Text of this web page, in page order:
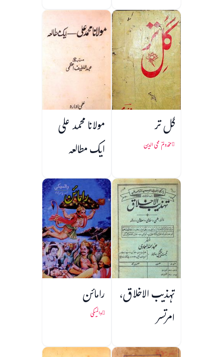
گل تر
مخدومؔ محی الدین
مولانا محمد علی
ایک مطالعہ
تہذیب الاخلاق،
امرتسر
رامائن
والمیکی